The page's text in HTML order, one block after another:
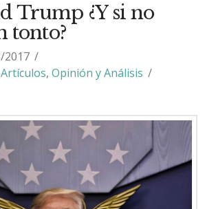
Trump ¿Y si no
tonto?
2017
Artículos, Opinión y Análisis